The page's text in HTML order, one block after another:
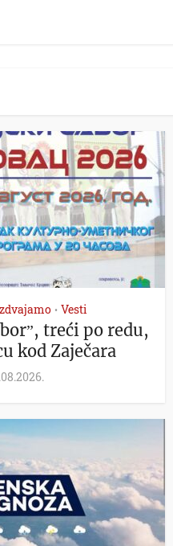
• Vesti
treći po redu,
kod Zaječara